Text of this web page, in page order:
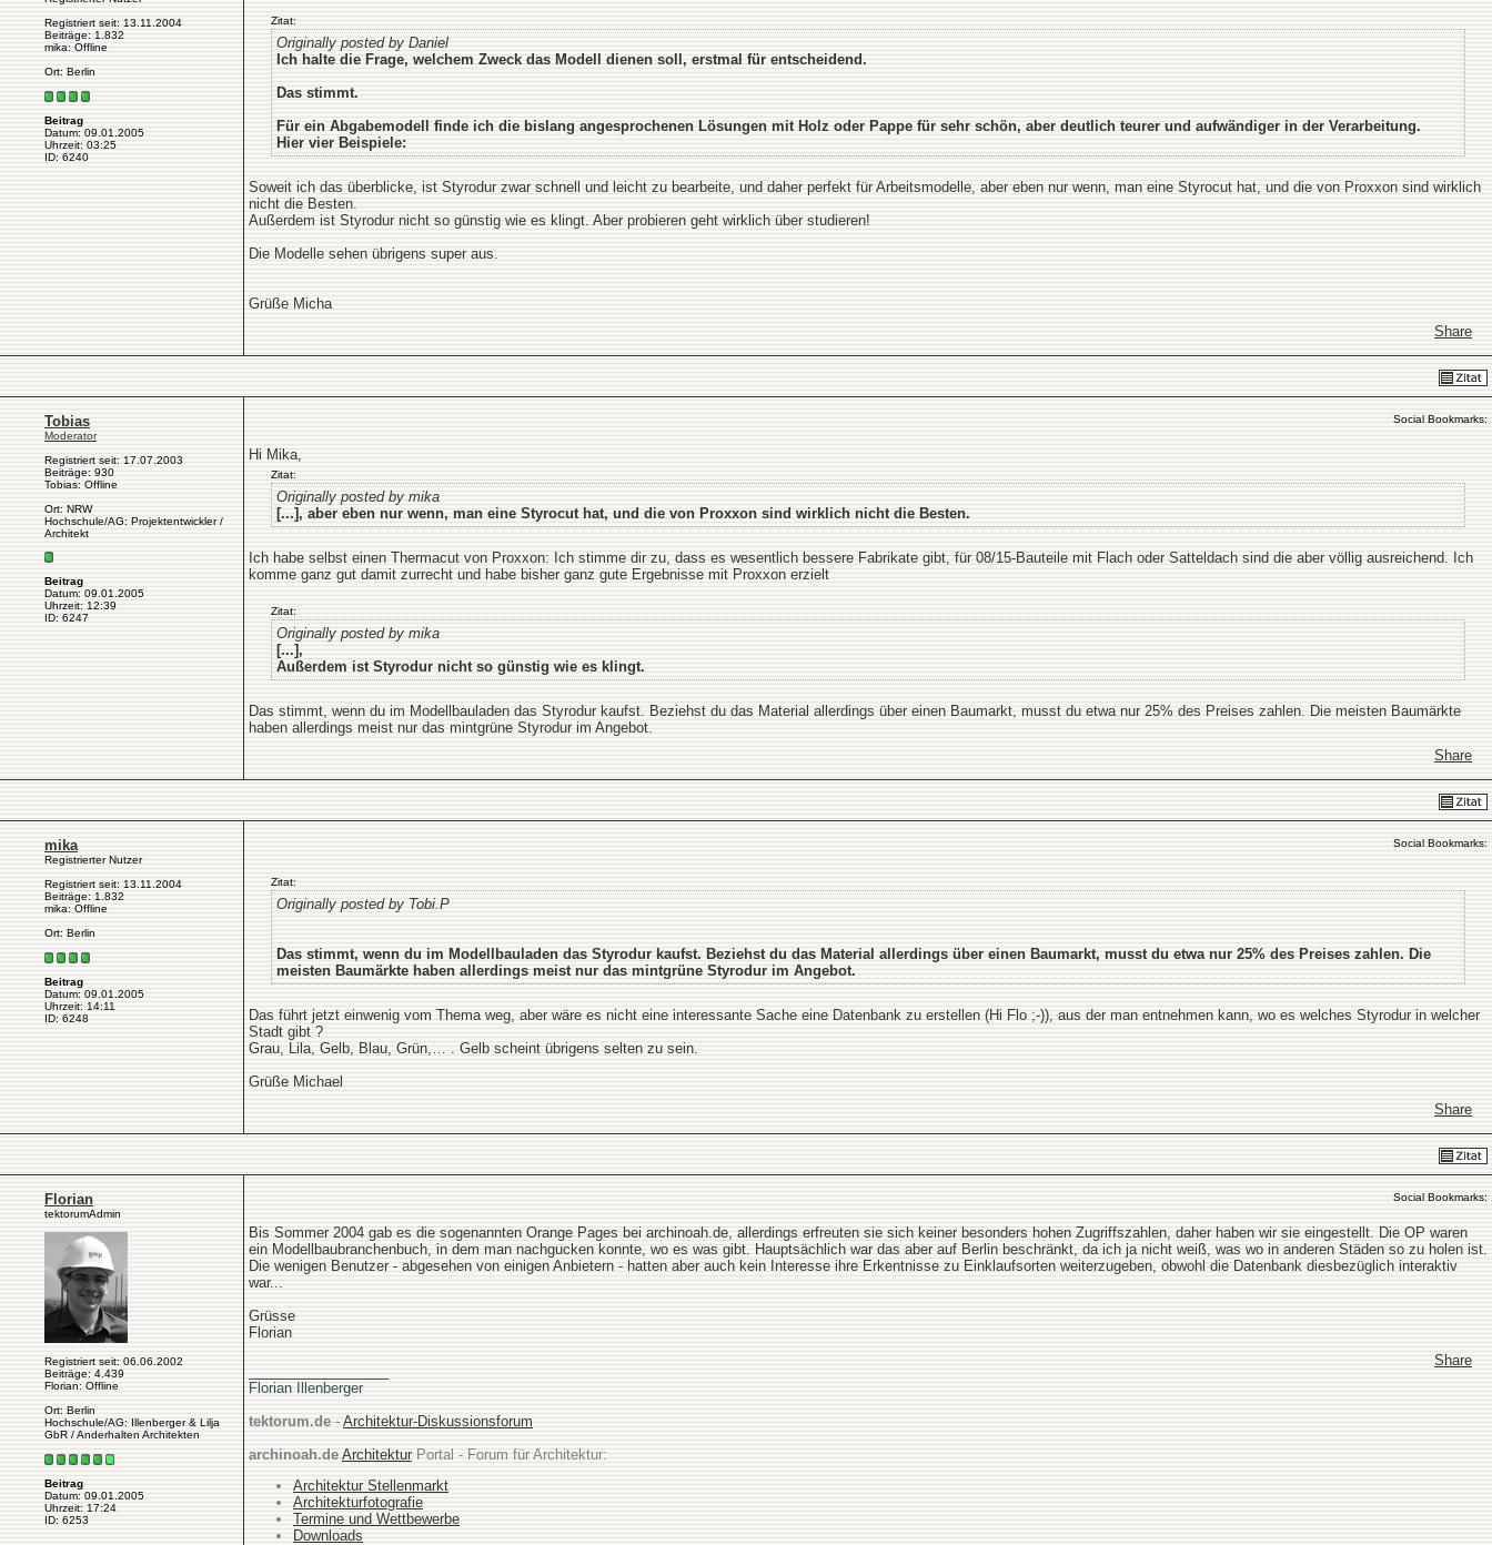
Registriert seit: 13.11.2004
Beiträge: 1.832
mika: Offline
Ort: Berlin
Beitrag
Datum: 09.01.2005
Uhrzeit: 03:25
ID: 6240
Zitat:
Originally posted by Daniel
Ich halte die Frage, welchem Zweck das Modell dienen soll, erstmal für entscheidend.
Das stimmt.
Für ein Abgabemodell finde ich die bislang angesprochenen Lösungen mit Holz oder Pappe für sehr schön, aber deutlich teurer und aufwändiger in der Verarbeitung.
Hier vier Beispiele:
Soweit ich das überblicke, ist Styrodur zwar schnell und leicht zu bearbeite, und daher perfekt für Arbeitsmodelle, aber eben nur wenn, man eine Styrocut hat, und die von Proxxon sind wirklich
nicht die Besten.
Außerdem ist Styrodur nicht so günstig wie es klingt. Aber probieren geht wirklich über studieren!
Die Modelle sehen übrigens super aus.
Grüße Micha
Share
Tobias
Moderator
Registriert seit: 17.07.2003
Beiträge: 930
Tobias: Offline
Ort: NRW
Hochschule/AG: Projektentwickler /
Architekt
Beitrag
Datum: 09.01.2005
Uhrzeit: 12:39
ID: 6247
Social Bookmarks:
Hi Mika,
Zitat:
Originally posted by mika
[...], aber eben nur wenn, man eine Styrocut hat, und die von Proxxon sind wirklich nicht die Besten.
Ich habe selbst einen Thermacut von Proxxon: Ich stimme dir zu, dass es wesentlich bessere Fabrikate gibt, für 08/15-Bauteile mit Flach oder Satteldach sind die aber völlig ausreichend. Ich
komme ganz gut damit zurrecht und habe bisher ganz gute Ergebnisse mit Proxxon erzielt
Zitat:
Originally posted by mika
[...],
Außerdem ist Styrodur nicht so günstig wie es klingt.
Das stimmt, wenn du im Modellbauladen das Styrodur kaufst. Beziehst du das Material allerdings über einen Baumarkt, musst du etwa nur 25% des Preises zahlen. Die meisten Baumärkte
haben allerdings meist nur das mintgrüne Styrodur im Angebot.
Share
mika
Registrierter Nutzer
Registriert seit: 13.11.2004
Beiträge: 1.832
mika: Offline
Ort: Berlin
Beitrag
Datum: 09.01.2005
Uhrzeit: 14:11
ID: 6248
Social Bookmarks:
Zitat:
Originally posted by Tobi.P
Das stimmt, wenn du im Modellbauladen das Styrodur kaufst. Beziehst du das Material allerdings über einen Baumarkt, musst du etwa nur 25% des Preises zahlen. Die
meisten Baumärkte haben allerdings meist nur das mintgrüne Styrodur im Angebot.
Das führt jetzt einwenig vom Thema weg, aber wäre es nicht eine interessante Sache eine Datenbank zu erstellen (Hi Flo ;-)), aus der man entnehmen kann, wo es welches Styrodur in welcher
Stadt gibt ?
Grau, Lila, Gelb, Blau, Grün,… . Gelb scheint übrigens selten zu sein.
Grüße Michael
Share
Florian
tektorumAdmin
Registriert seit: 06.06.2002
Beiträge: 4.439
Florian: Offline
Ort: Berlin
Hochschule/AG: Illenberger & Lilja
GbR / Anderhalten Architekten
Beitrag
Datum: 09.01.2005
Uhrzeit: 17:24
ID: 6253
Social Bookmarks:
Bis Sommer 2004 gab es die sogenannten Orange Pages bei archinoah.de, allerdings erfreuten sie sich keiner besonders hohen Zugriffszahlen, daher haben wir sie eingestellt. Die OP waren
ein Modellbaubranchenbuch, in dem man nachgucken konnte, wo es was gibt. Hauptsächlich war das aber auf Berlin beschränkt, da ich ja nicht weiß, was wo in anderen Städen so zu holen ist.
Die wenigen Benutzer - abgesehen von einigen Anbietern - hatten aber auch kein Interesse ihre Erkentnisse zu Einklaufsorten weiterzugeben, obwohl die Datenbank diesbezüglich interaktiv
war...
Grüsse
Florian
Share
Florian Illenberger
tektorum.de - Architektur-Diskussionsforum
archinoah.de ArchitekturPortal - Forum für Architektur:
Architektur Stellenmarkt
Architekturfotografie
Termine und Wettbewerbe
Downloads